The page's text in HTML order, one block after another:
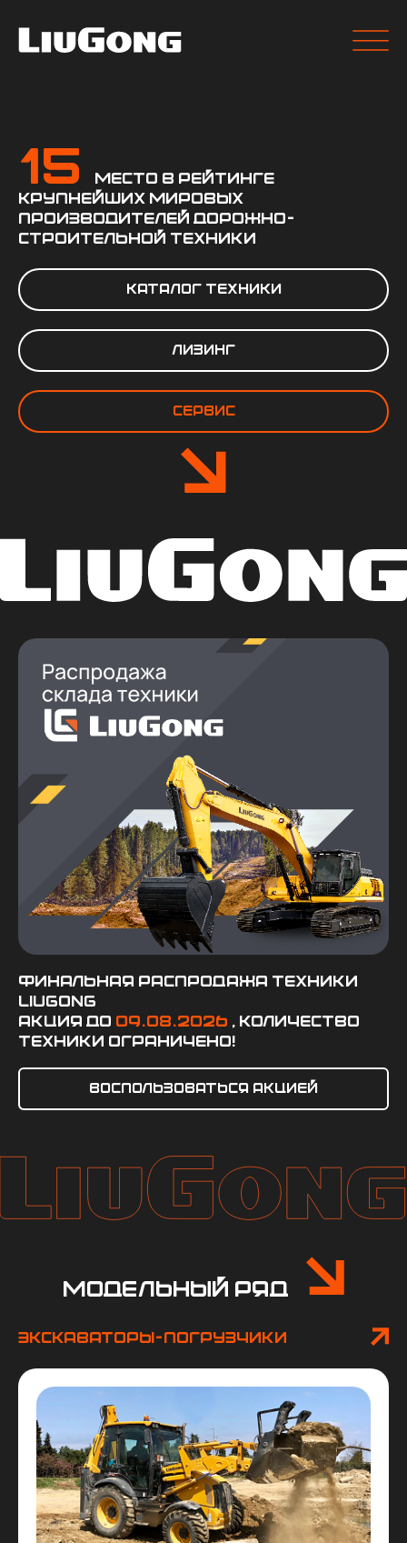
15
место в рейтинге
крупнейших мировых
производителей дорожно-
строительной техники
Каталог техники
Лизинг
Сервис
Финальная распродажа техники
LiuGong
Акция до 09.08.2026 , количество
техники ограничено!
Воспользоваться акцией
Модельный ряд
Экскаваторы-погрузчики
LiuGong CLG777A
Экскаватор-погрузчик LiuGong 777A поставляется либо с
двигателем Weichai Tier 2, либо Perkins Tier 3. Объем ковша
погрузчика составляет 1 м³, ковша экскаватора – 0,2 м³.
Полезная мощность, кВт / л.с. 68 / 92 при 2200 об/мин.